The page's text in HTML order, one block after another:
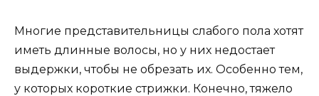
Многие представительницы слабого пола хотят
иметь длинные волосы, но у них недостает
выдержки, чтобы не обрезать их. Особенно тем,
у которых короткие стрижки. Конечно, тяжело